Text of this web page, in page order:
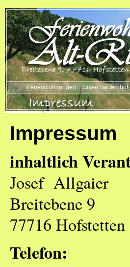
Ferienwohnungen Unser Bauernhof
Impressum
inhaltlich
Josef Allgaier
Breitebene 9
77716 Hofstetten
Telefon: